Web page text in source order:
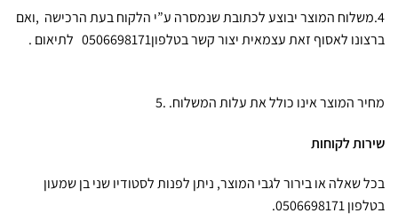
4.משלוח המוצר יבוצע לכתובת שנמסרה ע”י הלקוח בעת הרכישה ,ואם
ברצונו לאסוף זאת עצמאית יצור קשר בטלפון0506698171 לתיאום .
מחיר המוצר אינו כולל את עלות המשלוח. .5
שירות לקוחות
בכל שאלה או בירור לגבי המוצר, ניתן לפנות לסטודיו שני בן שמעון
בטלפון 0506698171.